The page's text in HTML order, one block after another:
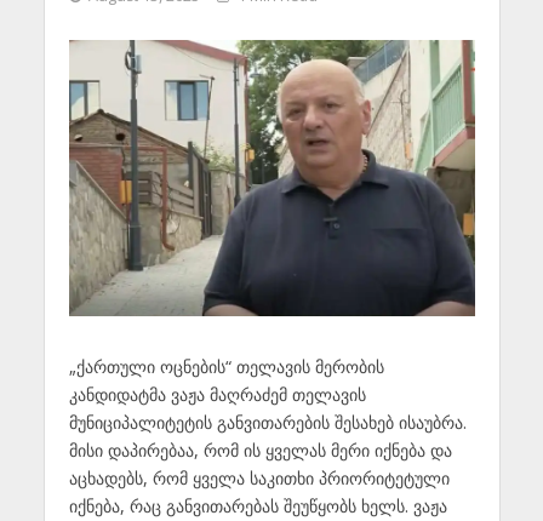
„ქართული ოცნების“ თელავის მერობის
კანდიდატმა ვაჟა მაღრაძემ თელავის
მუნიციპალიტეტის განვითარების შესახებ ისაუბრა.
მისი დაპირებაა, რომ ის ყველას მერი იქნება და
აცხადებს, რომ ყველა საკითხი პრიორიტეტული
იქნება, რაც განვითარებას შეუწყობს ხელს. ვაჟა